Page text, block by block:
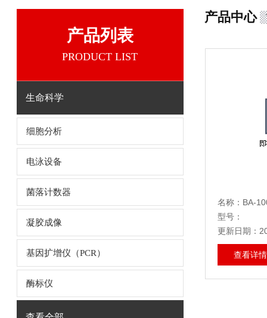
产品列表
PRODUCT LIST
生命科学
细胞分析
电泳设备
菌落计数器
凝胶成像
基因扩增仪（PCR）
酶标仪
产品中心
名称：BA-
型号：
更新日期：
查看详情